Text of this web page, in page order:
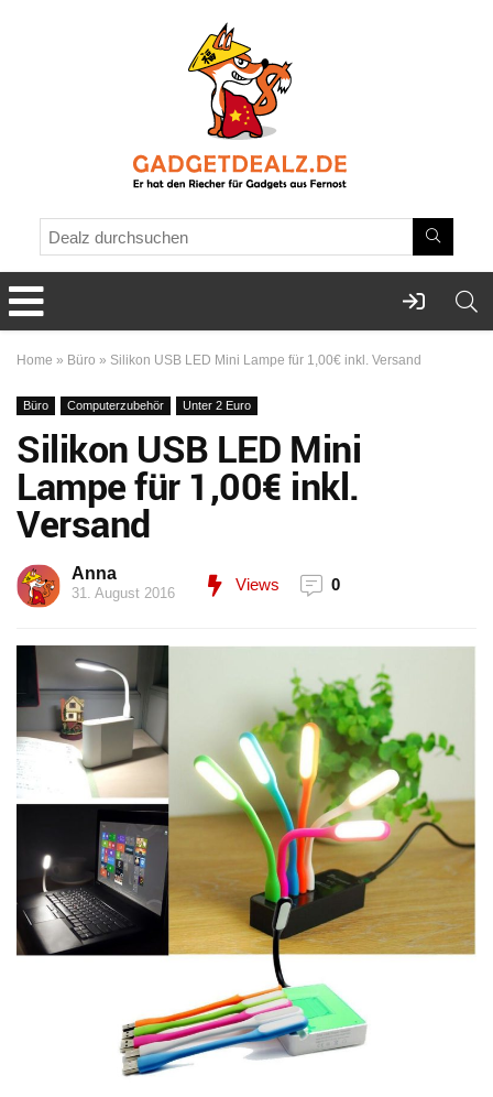
Home » Büro » Silikon USB LED Mini Lampe für 1,00€ inkl. Versand
Büro Computerzubehör Unter 2 Euro
Silikon USB LED Mini
Lampe für 1,00€ inkl.
Versand
Anna
31. August 2016 Views 0